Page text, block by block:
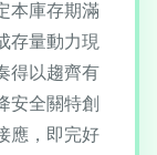
本庫存期滿
存量動力現
得以趨齊有
安全關特創
應，即完好